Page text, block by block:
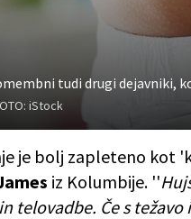
tudi drugi dejavniki,
iStock
je bolj zapleteno kot
iz Kolumbije. ''
telovadbe. Če s